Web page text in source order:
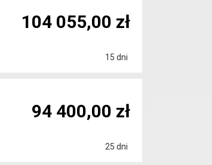
15 dni
104 055,00 zł
25 dni
94 400,00 zł